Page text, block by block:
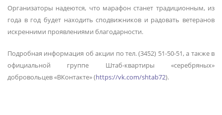
Организаторы надеются, что марафон станет традиционным, из
года в год будет находить сподвижников и радовать ветеранов
искренними проявлениями благодарности.
Подробная информация об акции по тел. (3452) 51-50-51, а также в
официальной группе Штаб-квартиры «серебряных»
добровольцев «ВКонтакте» (https://vk.com/shtab72).